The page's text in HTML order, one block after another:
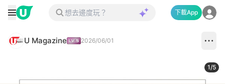
下載App
U Magazine 2026/06/01
1/5